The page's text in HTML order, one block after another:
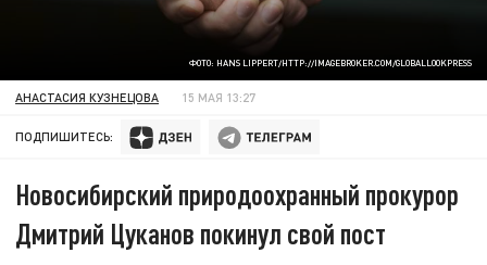
ФОТО: HANS LIPPERT/HTTP://IMAGEBROKER.COM/GLOBALLOOKPRESS
АНАСТАСИЯ КУЗНЕЦОВА 15 МАЯ 13:27
ПОДПИШИТЕСЬ:
Новосибирский природоохранный прокурор
Дмитрий Цуканов покинул свой пост